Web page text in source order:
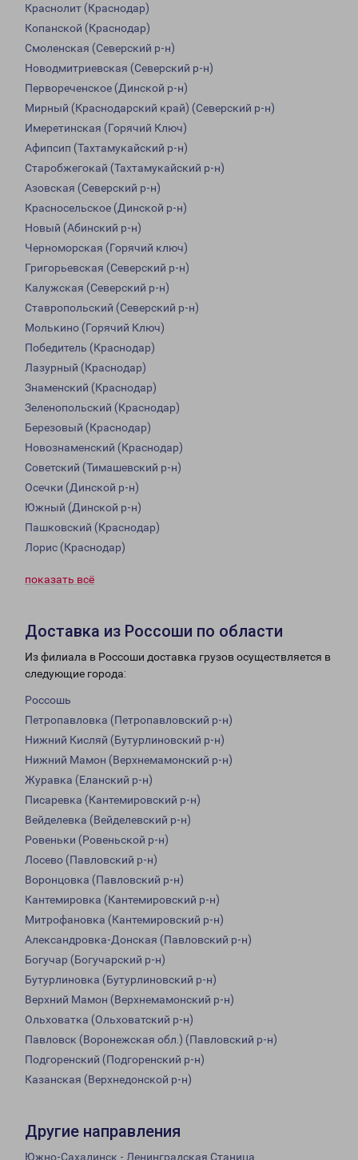
Краснолит (Краснодар)
Копанской (Краснодар)
Смоленская (Северский р-н)
Новодмитриевская (Северский р-н)
Первореченское (Динской р-н)
Мирный (Краснодарский край) (Северский р-н)
Имеретинская (Горячий Ключ)
Афипсип (Тахтамукайский р-н)
Старобжегокай (Тахтамукайский р-н)
Азовская (Северский р-н)
Красносельское (Динской р-н)
Новый (Абинский р-н)
Черноморская (Горячий ключ)
Григорьевская (Северский р-н)
Калужская (Северский р-н)
Ставропольский (Северский р-н)
Молькино (Горячий Ключ)
Победитель (Краснодар)
Лазурный (Краснодар)
Знаменский (Краснодар)
Зеленопольский (Краснодар)
Березовый (Краснодар)
Новознаменский (Краснодар)
Советский (Тимашевский р-н)
Осечки (Динской р-н)
Южный (Динской р-н)
Пашковский (Краснодар)
Лорис (Краснодар)
показать всё
Доставка из Россоши по области
Из филиала в Россоши доставка грузов осуществляется в
следующие города:
Россошь
Петропавловка (Петропавловский р-н)
Нижний Кисляй (Бутурлиновский р-н)
Нижний Мамон (Верхнемамонский р-н)
Журавка (Еланский р-н)
Писаревка (Кантемировский р-н)
Вейделевка (Вейделевский р-н)
Ровеньки (Ровеньской р-н)
Лосево (Павловский р-н)
Воронцовка (Павловский р-н)
Кантемировка (Кантемировский р-н)
Митрофановка (Кантемировский р-н)
Александровка-Донская (Павловский р-н)
Богучар (Богучарский р-н)
Бутурлиновка (Бутурлиновский р-н)
Верхний Мамон (Верхнемамонский р-н)
Ольховатка (Ольховатский р-н)
Павловск (Воронежская обл.) (Павловский р-н)
Подгоренский (Подгоренский р-н)
Казанская (Верхнедонской р-н)
Другие направления
Южно-Сахалинск - Ленинградская Станица